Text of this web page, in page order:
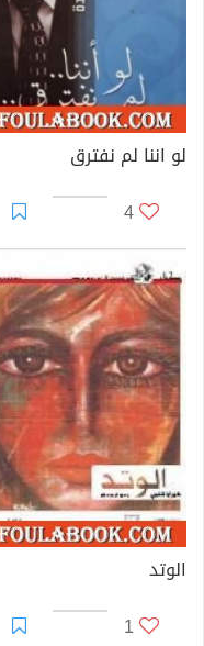
لو اننا لم نفترق
4
الوتد
1